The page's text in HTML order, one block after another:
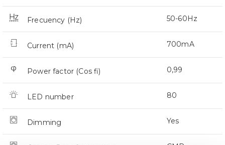
Frecuency (Hz) 50-60Hz
Current (mA) 700mA
Power factor (Cos fi) 0,99
LED number 80
Dimming Yes